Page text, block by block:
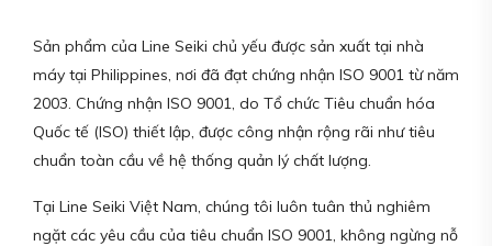
Sản phẩm của Line Seiki chủ yếu được sản xuất tại nhà
máy tại Philippines, nơi đã đạt chứng nhận ISO 9001 từ năm
2003. Chứng nhận ISO 9001, do Tổ chức Tiêu chuẩn hóa
Quốc tế (ISO) thiết lập, được công nhận rộng rãi như tiêu
chuẩn toàn cầu về hệ thống quản lý chất lượng.
Tại Line Seiki Việt Nam, chúng tôi luôn tuân thủ nghiêm
ngặt các yêu cầu của tiêu chuẩn ISO 9001, không ngừng nỗ